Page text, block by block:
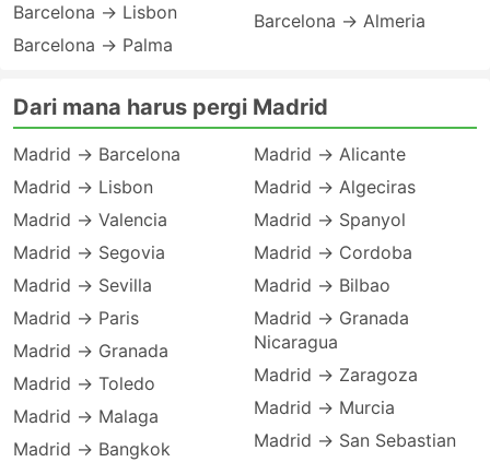
Barcelona → Lisbon
Barcelona → Palma
Barcelona → Almeria
Dari mana harus pergi Madrid
Madrid → Barcelona
Madrid → Lisbon
Madrid → Valencia
Madrid → Segovia
Madrid → Sevilla
Madrid → Paris
Madrid → Granada
Madrid → Toledo
Madrid → Malaga
Madrid → Bangkok
Madrid → Alicante
Madrid → Algeciras
Madrid → Spanyol
Madrid → Cordoba
Madrid → Bilbao
Madrid → Granada
Nicaragua
Madrid → Zaragoza
Madrid → Murcia
Madrid → San Sebastian